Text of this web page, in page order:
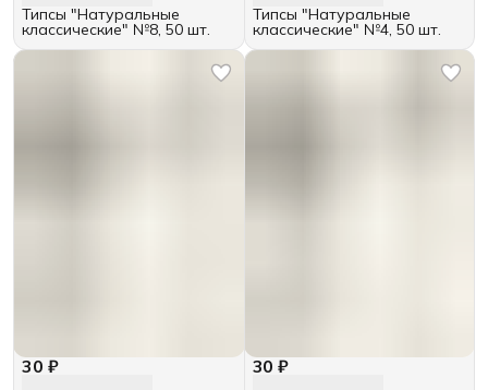
Типсы "Натуральные
классические" №8, 50 шт.
Типсы "Натуральные
классические" №4, 50 шт.
30 ₽ 30 ₽